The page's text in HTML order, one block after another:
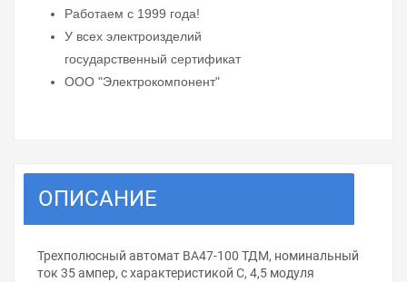
Работаем с 1999 года!
У всех электроизделий
государственный сертификат
ООО "Электрокомпонент"
ОПИСАНИЕ
Трехполюсный автомат ВА47-100 ТДМ, номинальный
ток 35 ампер, с характеристикой С, 4,5 модуля